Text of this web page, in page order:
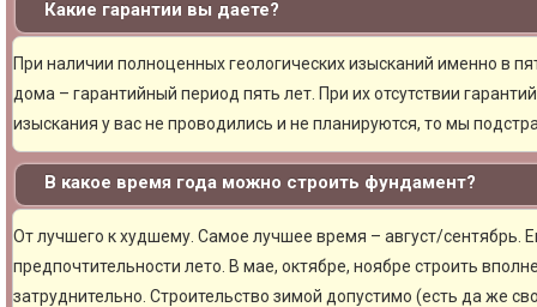
Какие гарантии вы даете?
При наличии полноценных геологических изысканий именно в
дома – гарантийный период пять лет. При их отсутствии
изыскания у вас не проводились и не планируются, то мы
В какое время года можно строить фундамент?
От лучшего к худшему. Самое лучшее время – август/сентябрь.
предпочтительности лето. В мае, октябре, ноябре строить
затруднительно. Строительство зимой допустимо (есть да же